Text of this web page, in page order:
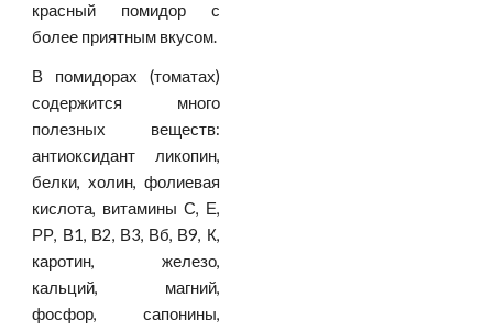
красный помидор с
более приятным вкусом.
В помидорах (томатах)
содержится много
полезных веществ:
антиоксидант ликопин,
белки, холин, фолиевая
кислота, витамины С, Е,
РР, В1, В2, В3, Вб, В9, К,
каротин, железо,
кальций, магний,
фосфор, сапонины,